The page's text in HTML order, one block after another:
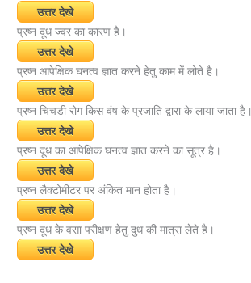
उत्तर देखे
प्रष्न दूध ज्वर का कारण है।
उत्तर देखे
प्रष्न आपेक्षिक घनत्व ज्ञात करने हेतु काम में लोते है।
उत्तर देखे
प्रष्न चिचडी रोग किस वंष के प्रजाति द्वारा के लाया जाता है।
उत्तर देखे
प्रष्न दूध का आपेक्षिक घनत्व ज्ञात करने का सूत्र है।
उत्तर देखे
प्रष्न लैक्टोमीटर पर अंकित मान होता है।
उत्तर देखे
प्रष्न दूध के वसा परीक्षण हेतु दुध की मात्रा लेते है।
उत्तर देखे